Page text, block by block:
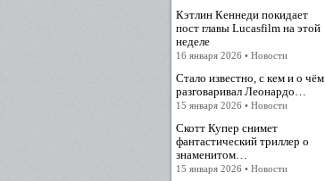
Кэтлин Кеннеди покидает
пост главы Lucasfilm на этой
неделе
16 января 2026 • Новости
Стало известно, с кем и о чём
разговаривал Леонардо…
15 января 2026 • Новости
Скотт Купер снимет
фантастический триллер о
знаменитом…
15 января 2026 • Новости